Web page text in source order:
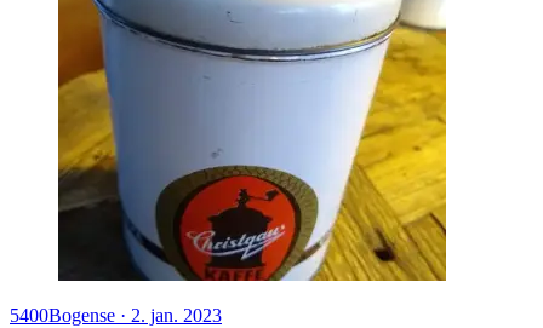
5400Bogense · 2. jan. 2023